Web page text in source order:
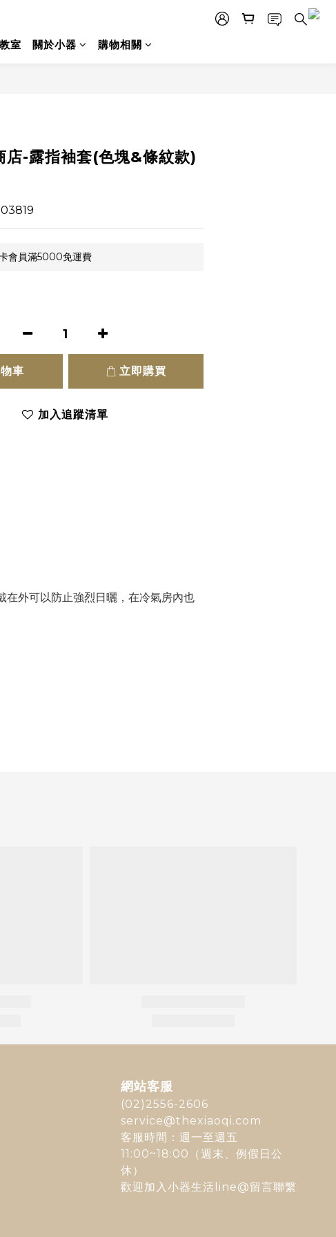
室 關於小器 購物相關
店-露指袖套(色塊&條紋款)
會員滿5000免運費
車 立即購買
加入追蹤清單
在外可以防止強烈日曬，在冷氣房內也
網站客服
(02)2556-2606
service@thexiaoqi.com
客服時間：週一至週五
11:00~18:00（週末、例假日公
休）
歡迎加入 小器生活line@留言聯繫